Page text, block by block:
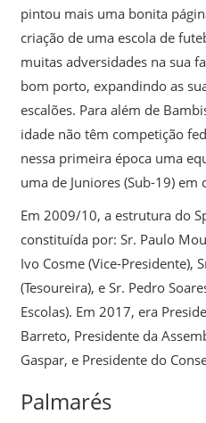
pintou mais uma bonita
criação de uma escola de
muitas adversidades na sua
bom porto, expandindo as
escalões. Para além de
idade não têm competição
nessa primeira época uma
uma de Juniores (Sub-19) em
Em 2009/10, a estrutura do
constituída por: Sr. Paulo
Ivo Cosme (Vice-Presidente),
(Tesoureira), e Sr. Pedro
Escolas). Em 2017, era
Barreto, Presidente da
Gaspar, e Presidente do
Palmarés